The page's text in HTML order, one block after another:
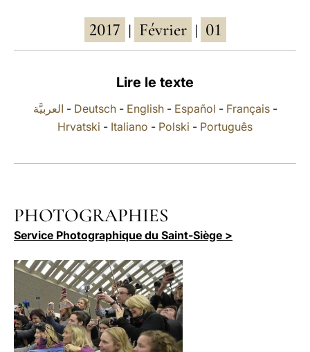
LATINE
2017 Février 01
Lire le texte
العربيَّة - Deutsch- English- Español - Français-
Hrvatski - Italiano - Polski - Português
PHOTOGRAPHIES
Service Photographique du Saint-Siège >